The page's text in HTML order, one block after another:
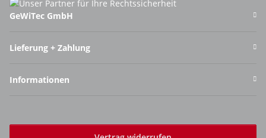
GeWiTec GmbH
Lieferung + Zahlung
Informationen